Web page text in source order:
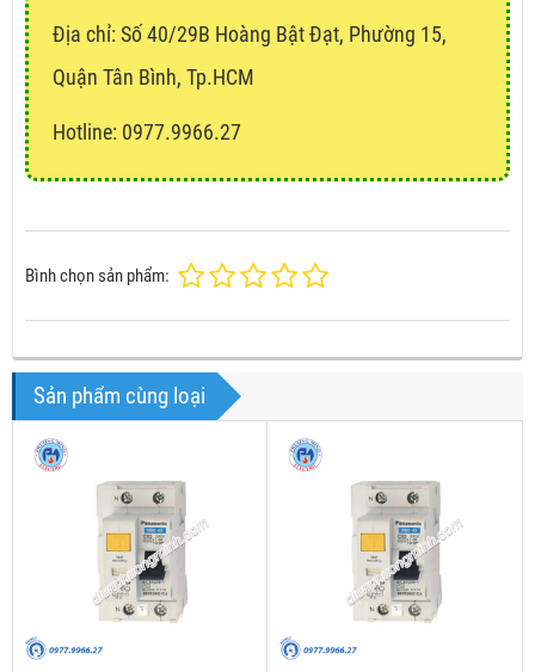
Địa chỉ: Số 40/29B Hoàng Bật Đạt, Phường 15,
Quận Tân Bình, Tp.HCM
Hotline: 0977.9966.27
Bình chọn sản phẩm:
Sản phẩm cùng loại